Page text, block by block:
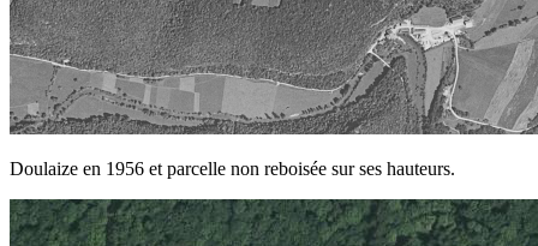
Doulaize en 1956 et parcelle non reboisée sur ses hauteurs.